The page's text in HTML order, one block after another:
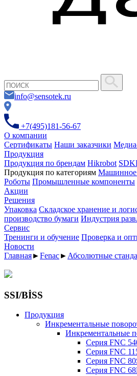
info@sensotek.ru
+7(495)181-56-67
О компании
Сертификаты Наши заказчики
Продукция
Продукция по брендам Hikrobot
Продукция по категориям Машинное
Роботы Промышленные компоненты
Акции
Решения
Упаковка Складское хранение и
производство бумаги Индустрия
Сервис
Тренинги и обучение Проверка и
Новости
Главная►Fenac► Абсолютные
SSI/BİSS
Продукция
Инкрементальные
Инкрементальные
Серия FNC
Серия FNC
Серия FNC
Серия FNC